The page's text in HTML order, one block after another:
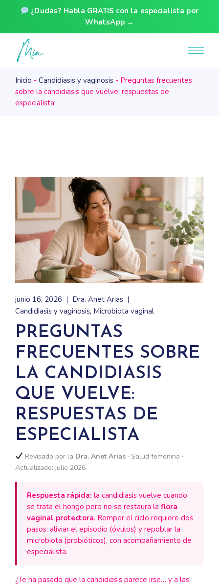
¿Dudas? Habla GRATIS con la especialista por
WhatsApp →
Skip
content
Inicio Candidiasis y vaginosis
Preguntas frecuentes
sobre la candidiasis que vuelve: respuestas de
especialista
junio 16, 2026
Dra. Anet Arias
Candidiasis y vaginosis Microbiota vaginal
PREGUNTAS
FRECUENTES SOBRE
LA CANDIDIASIS
QUE VUELVE:
RESPUESTAS DE
ESPECIALISTA
Revisado por la Dra. Anet Arias · Salud femenina ·
Actualizado: julio 2026
Respuesta rápida: la candidiasis vuelve cuando
se trata el hongo pero no se restaura laflora
vaginal protectora. Romper el ciclo requiere dos
pasos: aliviar el episodio (óvulos) y repoblar la
microbiota (probióticos), con acompañamiento de
especialista.
¿Te ha pasado que la candidiasis parece irse… y a las